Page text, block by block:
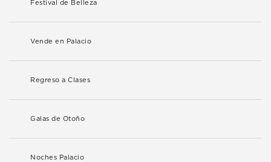
Festival de Belleza
Vende en Palacio
Regreso a Clases
Galas de Otoño
Noches Palacio